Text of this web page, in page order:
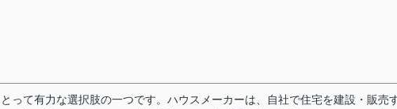
って有力な選択肢の一つです。ハウスメーカーは、自社で住宅を建設・販売